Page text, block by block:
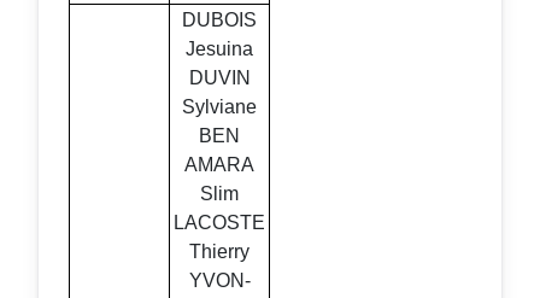
DUBOIS
Jesuina
DUVIN
Sylviane
BEN
AMARA
Slim
LACOSTE
Thierry
YVON-